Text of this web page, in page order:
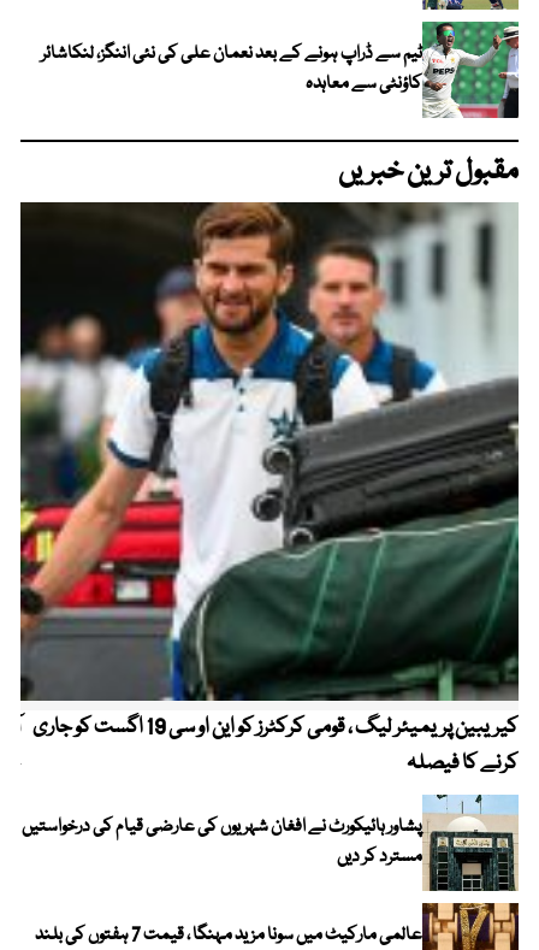
ٹیم سے ڈراپ ہونے کے بعد نعمان علی کی نئی اننگز، لنکاشائر
کاؤنٹی سے معاہدہ
مقبول ترین خبریں
کیریبین پریمیئر لیگ ، قومی کرکٹرز کو این او سی 19 اگست کو جاری
کرنے کا فیصلہ
پشاور ہائیکورٹ نے افغان شہریوں کی عارضی قیام کی درخواستیں
مسترد کر دیں
عالمی مارکیٹ میں سونا مزید مہنگا ، قیمت 7 ہفتوں کی بلند